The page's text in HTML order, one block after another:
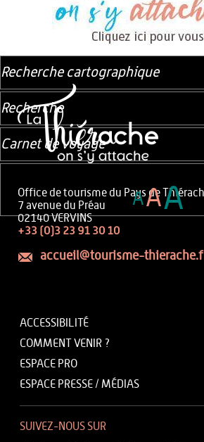
Office de tourisme du Pays de
7 avenue du Préau
02140 VERVINS
+33 (0)3 23 91 30 10
accueil@tourisme-
ACCESSIBILITÉ
COMMENT VENIR ?
ESPACE PRO
ESPACE PRESSE / MÉDIAS
SUIVEZ-NOUS SUR
Recherche cartographique
Recherche
Carnet de voyage
AAA